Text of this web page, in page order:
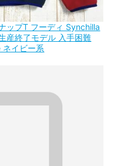
ップT フーディ Synchilla
産終了モデル 入手困難
イビー系